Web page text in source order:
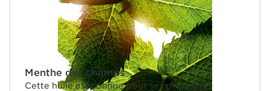
Menthe des champs
Cette huile est connue pour ses propriétés